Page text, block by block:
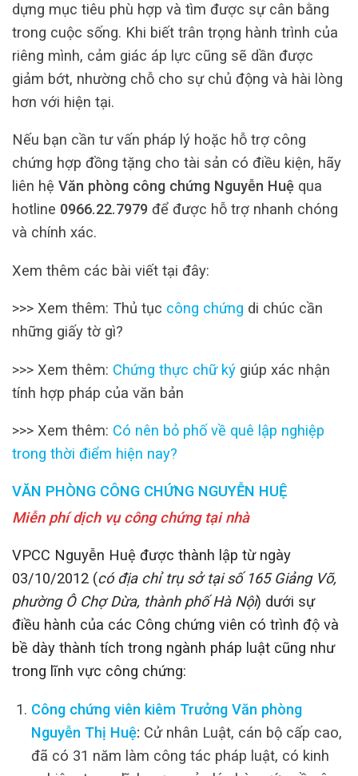
dựng mục tiêu phù hợp và tìm được sự cân bằng
trong cuộc sống. Khi biết trân trọng hành trình của
riêng mình, cảm giác áp lực cũng sẽ dần được
giảm bớt, nhường chỗ cho sự chủ động và hài lòng
hơn với hiện tại.
Nếu bạn cần tư vấn pháp lý hoặc hỗ trợ công
chứng hợp đồng tặng cho tài sản có điều kiện, hãy
liên hệ Văn phòng công chứng Nguyễn Huệ qua
hotline 0966.22.7979 để được hỗ trợ nhanh chóng
và chính xác.
Xem thêm các bài viết tại đây:
>>> Xem thêm: Thủ tục công chứng di chúc cần
những giấy tờ gì?
>>> Xem thêm: Chứng thực chữ ký giúp xác nhận
tính hợp pháp của văn bản
>>> Xem thêm: Có nên bỏ phố về quê lập nghiệp
trong thời điểm hiện nay?
VĂN PHÒNG CÔNG CHỨNG NGUYỄN HUỆ
Miễn phí dịch vụ công chứng tại nhà
VPCC Nguyễn Huệ được thành lập từ ngày
03/10/2012 (có địa chỉ trụ sở tại số 165 Giảng Võ,
phường Ô Chợ Dừa, thành phố Hà Nội) dưới sự
điều hành của các Công chứng viên có trình độ và
bề dày thành tích trong ngành pháp luật cũng như
trong lĩnh vực công chứng:
Công chứng viên kiêm Trưởng Văn phòng
Nguyễn Thị Huệ: Cử nhân Luật, cán bộ cấp cao,
đã có 31 năm làm công tác pháp luật, có kinh